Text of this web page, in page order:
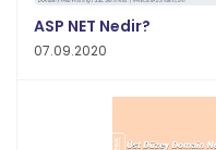
ASP NET Nedir?
07.09.2020